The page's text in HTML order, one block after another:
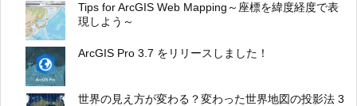
Tips for ArcGIS Web Mapping～座標を緯度経度で表
現しよう～
ArcGIS Pro 3.7 をリリースしました！
世界の見え方が変わる？変わった世界地図の投影法 3